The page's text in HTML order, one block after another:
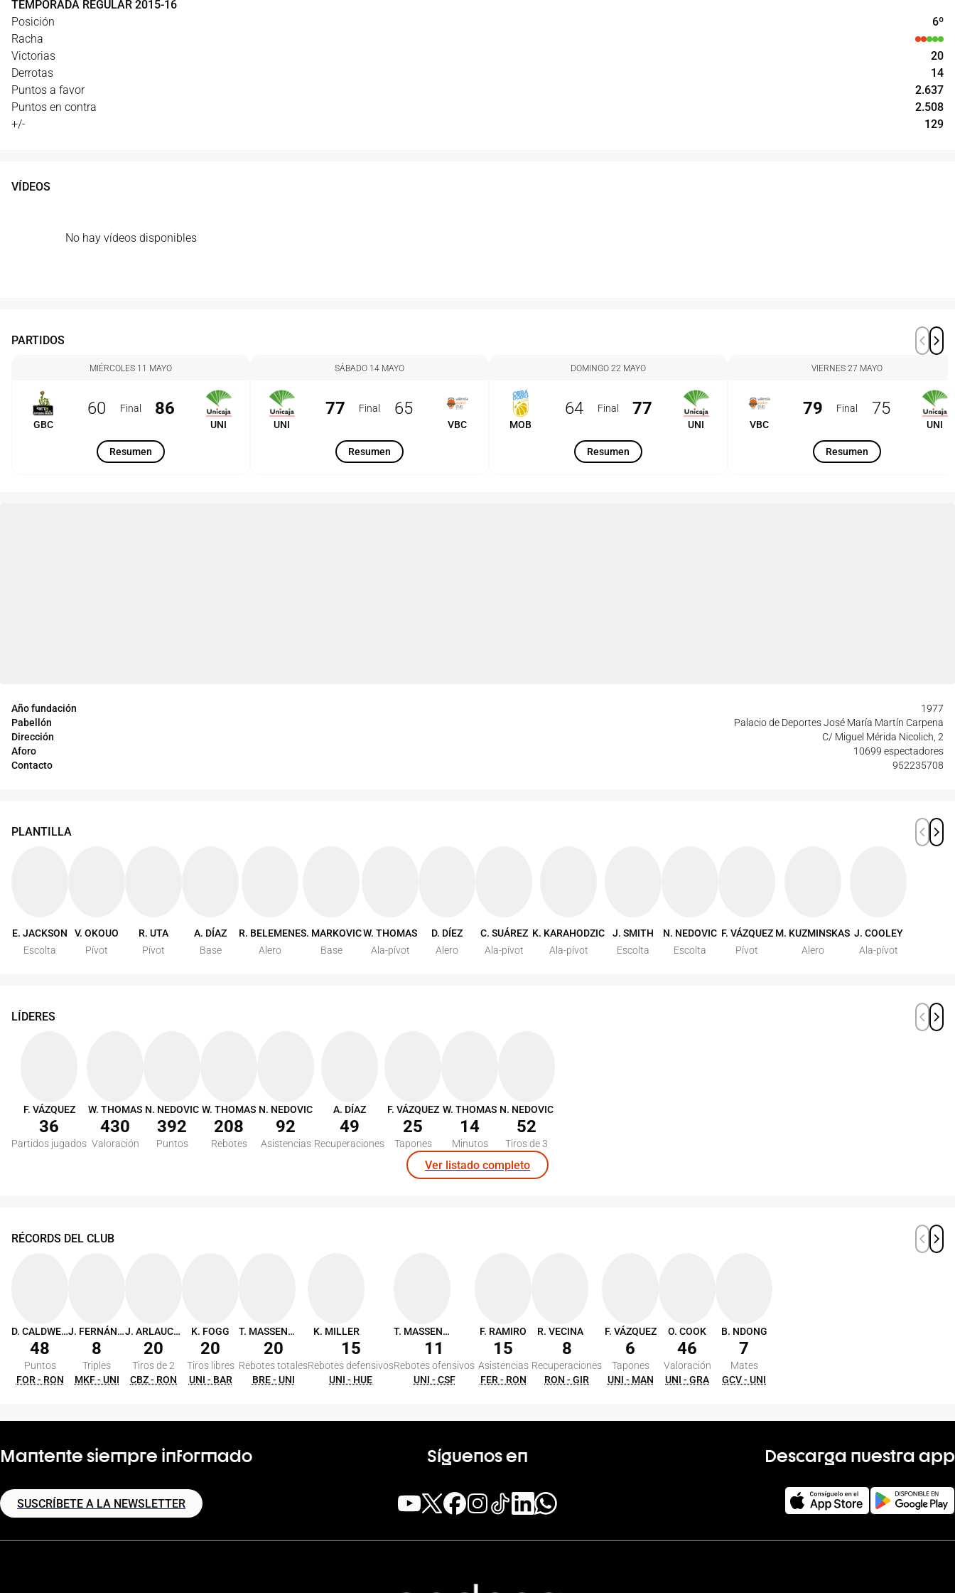
TEMPORADA REGULAR 2015-16
Posición
6º
Racha
Victorias
20
Derrotas
14
Puntos a favor
2.637
Puntos en contra
2.508
+/-
129
Año fundación
1977
Pabellón
Palacio de Deportes José María Martín Carpena
Dirección
C/ Miguel Mérida Nicolich, 2
Aforo
10699 espectadores
Contacto
952235708
VÍDEOS
No hay vídeos disponibles
PARTIDOS
MIÉRCOLES 11 MAYO
GBC
60 Final 86
UNI
Resumen
SÁBADO 14 MAYO
UNI
77 Final 65
VBC
Resumen
DOMINGO 22 MAYO
MOB
64 Final 77
UNI
Resumen
VIERNES 27 MAYO
VBC
79 Final 75
UNI
Resumen
PLANTILLA
E. JACKSON
Escolta
V. OKOUO
Pívot
R. UTA
Pívot
A. DÍAZ
Base
R. BELEMENE
Alero
S. MARKOVIC
Base
W. THOMAS
Ala-pívot
D. DÍEZ
Alero
C. SUÁREZ
Ala-pívot
K. KARAHODZIC
Ala-pívot
J. SMITH
Escolta
N. NEDOVIC
Escolta
F. VÁZQUEZ
Pívot
M. KUZMINSKAS
Alero
J. COOLEY
Ala-pívot
LÍDERES
F. VÁZQUEZ
36
Partidos jugados
W. THOMAS
430
Valoración
N. NEDOVIC
392
Puntos
W. THOMAS
208
Rebotes
N. NEDOVIC
92
Asistencias
A. DÍAZ
49
Recuperaciones
F. VÁZQUEZ
25
Tapones
W. THOMAS
14
Minutos
N. NEDOVIC
52
Tiros de 3
Ver listado completo
RÉCORDS DEL CLUB
D. CALDWELL
48
Puntos
FOR - RON
J. FERNÁNDEZ
8
Triples
MKF - UNI
J. ARLAUCKAS
20
Tiros de 2
CBZ - RON
K. FOGG
20
Tiros libres
UNI - BAR
T. MASSENBURG
20
Rebotes totales
BRE - UNI
K. MILLER
15
Rebotes defensivos
UNI - HUE
T. MASSENBURG
11
Rebotes ofensivos
UNI - CSF
F. RAMIRO
15
Asistencias
FER - RON
R. VECINA
8
Recuperaciones
RON - GIR
F. VÁZQUEZ
6
Tapones
UNI - MAN
O. COOK
46
Valoración
UNI - GRA
B. NDONG
7
Mates
GCV - UNI
Mantente siempre informado
SUSCRÍBETE A LA NEWSLETTER
Síguenos en Descarga nuestra app